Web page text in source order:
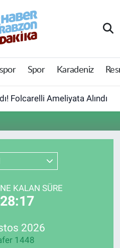
Spor Karadeniz
Folcarelli Ameliyata Alındı
KALAN SÜRE
2026
1448
Haritası
ve Fikstür